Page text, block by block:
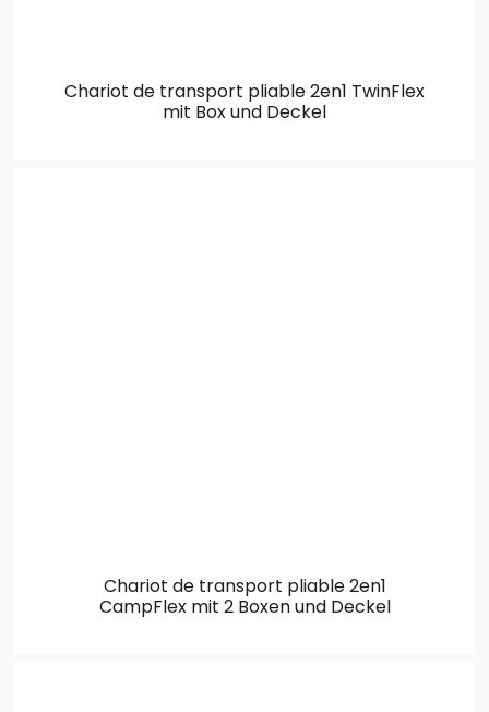
Chariot de transport pliable 2en1 TwinFlex
mit Box und Deckel
Chariot de transport pliable 2en1
CampFlex mit 2 Boxen und Deckel